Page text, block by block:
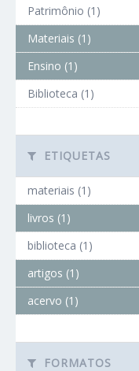
Patrimônio (1)
Materiais (1)
Ensino (1)
Biblioteca (1)
ETIQUETAS
materiais (1)
livros (1)
biblioteca (1)
artigos (1)
acervo (1)
FORMATOS